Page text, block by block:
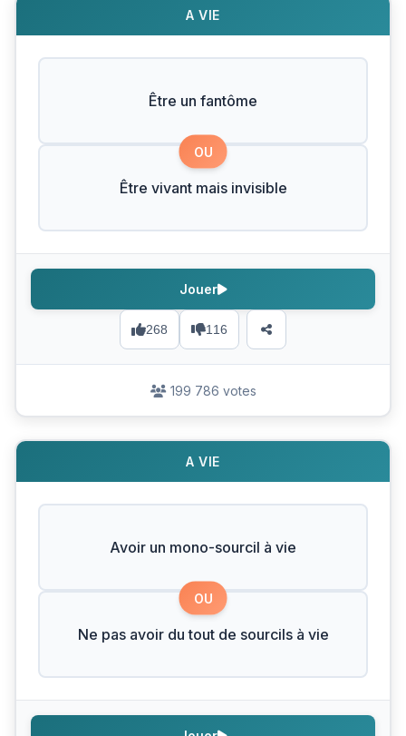
A VIE
Être un fantôme
OU
Être vivant mais invisible
268 116
Jouer
199 786 votes
A VIE
Avoir un mono-sourcil à vie
OU
Ne pas avoir du tout de sourcils à vie